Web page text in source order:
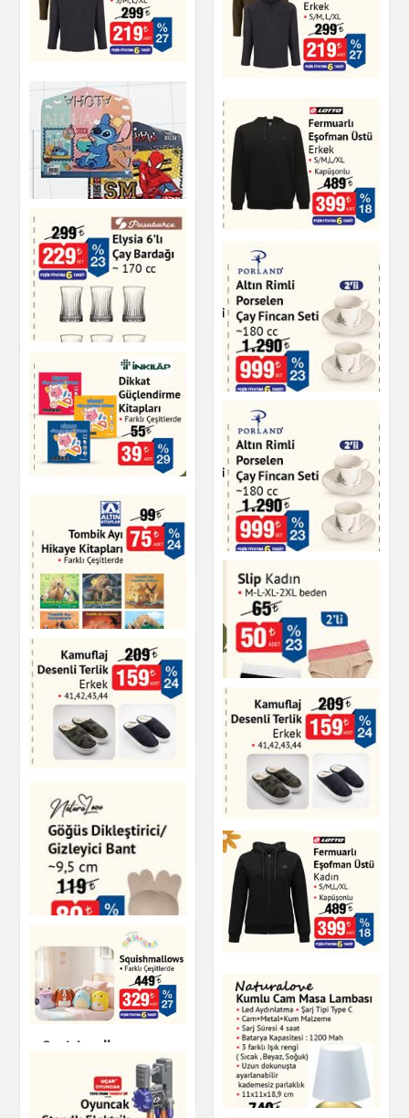
Jumbo Pastel Boya
8'li
Mutfak Ürünleri
Yarım Fermuarlı
Polar Sweat
Giyim
Yarım Fermuarlı
Polar Sweat Erkek
Giyim
Çıtçıtlı Dosya
Kırtasiye
Fermuarlı Eşofman
Üstü Erkek
Giyim
Elysia 6'lı Çay
Bardağı - 170 cc
Çay & Kahve & Şeker
Altın Rimli Porselen
Çay Fincan Seti 180
cc
Çay & Kahve & Şeker
Dikkat Güçlendirme
Kitap & Dergi
Altın Rimli Porselen
Çay Fincan Seti 180
cc
Çay & Kahve & Şeker
Tombik Ayı Hikaye
Kitapları
Kitap & Dergi
Slip Kadın
Giyim
Kamuflaj Desenli
Terlik Erkek
Ayakkabı
Kamuflaj Desenli
Erkek Terlik
Ayakkabı
Göğüs Dikleştirici /
Gizleyici Bant
Üstü Kadın
Giyim
Squishmallows